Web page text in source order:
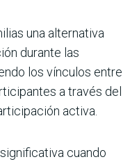
una alternativa
durante las
los vínculos entre
a través del
activa.
cuando